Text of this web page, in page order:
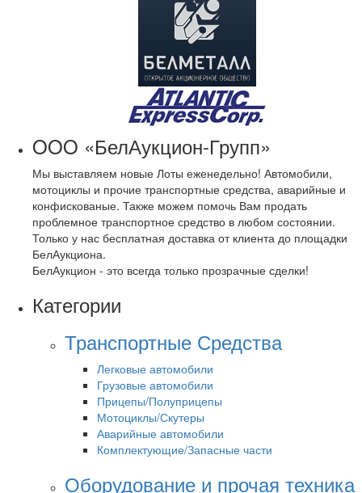
OOO «БелАукцион-Групп»
Мы выставляем новые Лоты еженедельно! Автомобили,
мотоциклы и прочие транспортные средства, аварийные и
конфискованые. Также можем помочь Вам продать
проблемное транспортное средство в любом состоянии.
Только у нас бесплатная доставка от клиента до площадки
БелАукциона.
БелАукцион - это всегда только прозрачные сделки!
Категории
Транспортные Средства
Легковые автомобили
Грузовые автомобили
Прицепы/Полуприцепы
Мотоциклы/Скутеры
Аварийные автомобили
Комплектующие/Запасные части
Оборудование и прочая техника